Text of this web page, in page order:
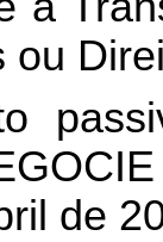
ou
de